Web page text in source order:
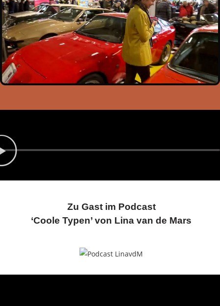
Zu Gast im Podcast
‘Coole Typen’ von Lina van de Mars